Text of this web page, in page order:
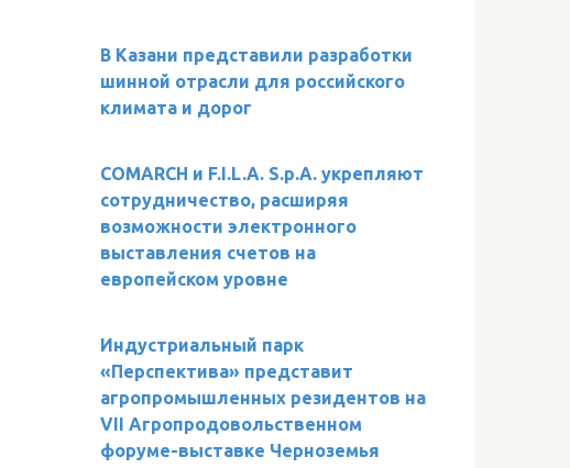
В Казани представили разработки
шинной отрасли для российского
климата и дорог
COMARCH и F.I.L.A. S.p.A. укрепляют
сотрудничество, расширяя
возможности электронного
выставления счетов на
европейском уровне
Индустриальный парк
«Перспектива» представит
агропромышленных резидентов на
VII Агропродовольственном
форуме-выставке Черноземья